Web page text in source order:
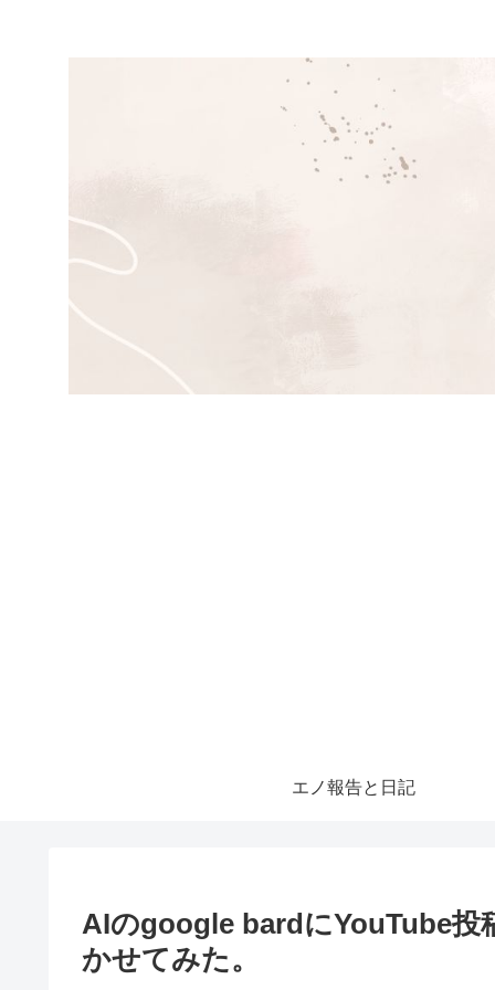
エノ報告と日記
AIのgoogle bardにYouTube投
かせてみた。